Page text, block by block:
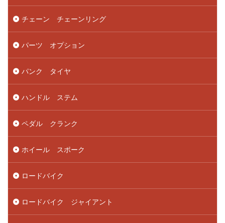
チェーン チェーンリング
パーツ オプション
パンク タイヤ
ハンドル ステム
ペダル クランク
ホイール スポーク
ロードバイク
ロードバイク ジャイアント